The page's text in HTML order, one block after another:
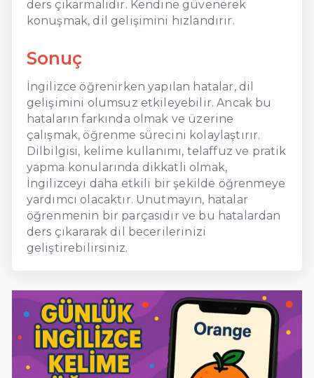
ders çıkarmalıdır. Kendine güvenerek
konuşmak, dil gelişimini hızlandırır.
Sonuç
İngilizce öğrenirken yapılan hatalar, dil
gelişimini olumsuz etkileyebilir. Ancak bu
hataların farkında olmak ve üzerine
çalışmak, öğrenme sürecini kolaylaştırır.
Dilbilgisi, kelime kullanımı, telaffuz ve pratik
yapma konularında dikkatli olmak,
İngilizceyi daha etkili bir şekilde öğrenmeye
yardımcı olacaktır. Unutmayın, hatalar
öğrenmenin bir parçasıdır ve bu hatalardan
ders çıkararak dil becerilerinizi
geliştirebilirsiniz.